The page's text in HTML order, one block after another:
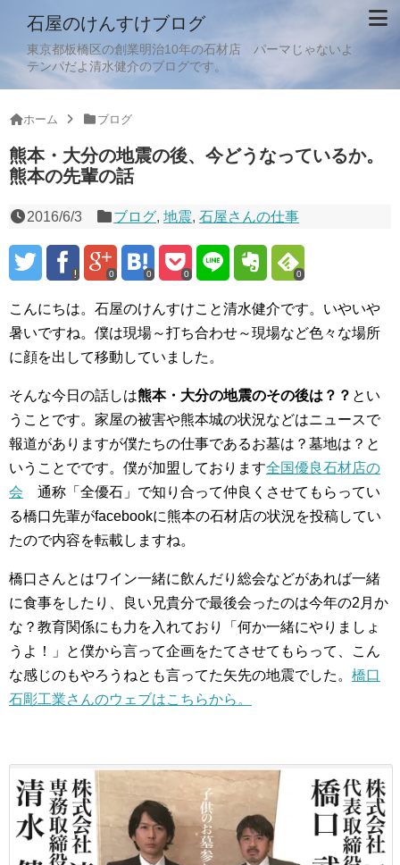
石屋のけんすけブログ
東京都板橋区の創業明治10年の石材店 パーマじゃないよ
テンパだよ清水健介のブログです。
ホーム ブログ
熊本・大分の地震の後、今どうなっているか。
熊本の先輩の話
2016/6/3 ブログ,地震,石屋さんの仕事
0 0 0 0
こんにちは。石屋のけんすけこと清水健介です。いやいや
暑いですね。僕は現場～打ち合わせ～現場など色々な場所
に顔を出して移動していました。
そんな今日の話しは熊本・大分の地震のその後は？？ とい
うことです。家屋の被害や熊本城の状況などはニュースで
報道がありますが僕たちの仕事であるお墓は？墓地は？と
いうことでです。僕が加盟しております全国優良石材店の
会 通称「全優石」で知り合って仲良くさせてもらってい
る橋口先輩がfacebookに熊本の石材店の状況を投稿してい
たので内容を転載しますね。
橋口さんとはワイン一緒に飲んだり総会などがあれば一緒
に食事をしたり、良い兄貴分で最後会ったのは今年の2月か
な？教育関係にも力を入れており「何か一緒にやりましょ
うよ！」と僕から言って企画をたてさせてもらって、こん
な感じのもやろうねとも言ってた矢先の地震でした。 橋口
石彫工業さんのウェブはこちらから。